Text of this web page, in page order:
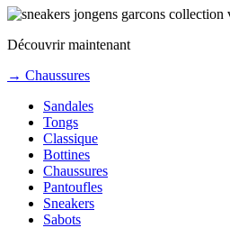
Découvrir maintenant
→ Chaussures
Sandales
Tongs
Classique
Bottines
Chaussures
Pantoufles
Sneakers
Sabots